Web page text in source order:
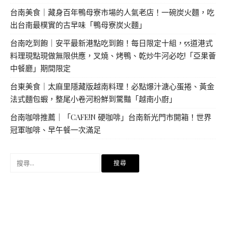
台南美食｜藏身百年鴨母寮市場的人氣老店！一碗炭火麵，吃
出台南最樸實的古早味「鴨母寮炭火麵」
台南吃到飽｜安平最新港點吃到飽！每日限定十組，55道港式
料理現點現做無限供應，叉燒、烤鴨、乾炒牛河必吃!「亞果薈
中餐廳」期間限定
台東美食｜太麻里隱藏版越南料理！必點爆汁溏心蛋捲、黃金
法式麵包蝦，整尾小卷河粉鮮到驚豔「越南小廚」
台南咖啡推薦｜「CAFE!N 硬咖啡」台南新光門市開箱！世界
冠軍咖啡、早午餐一次滿足